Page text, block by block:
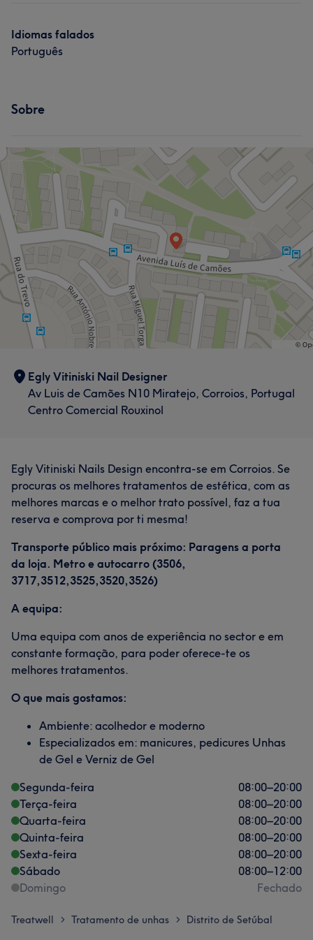
Idiomas falados
Português
Sobre
Egly Vitiniski Nail Designer
Av Luis de Camões N10 Miratejo, Corroios, Portugal
Centro Comercial Rouxinol
Egly Vitiniski Nails Design encontra-se em Corroios. Se
procuras os melhores tratamentos de estética, com as
melhores marcas e o melhor trato possível, faz a tua
reserva e comprova por ti mesma!
Transporte público mais próximo: Paragens a porta
da loja. Metro e autocarro (3506,
3717,3512,3525,3520,3526)
A equipa:
Uma equipa com anos de experiência no sector e em
constante formação, para poder oferece-te os
melhores tratamentos.
O que mais gostamos:
Ambiente: acolhedor e moderno
Especializados em: manicures, pedicures Unhas
de Gel e Verniz de Gel
Segunda-feira
08:00–20:00
Terça-feira
08:00–20:00
Quarta-feira
08:00–20:00
Quinta-feira
08:00–20:00
Sexta-feira
08:00–20:00
Sábado
08:00–12:00
Domingo
Fechado
Treatwell > Tratamento de unhas > Distrito de Setúbal